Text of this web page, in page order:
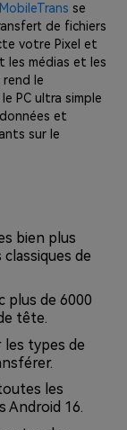
MobileTrans se
de fichiers
votre Pixel et
les médias et les
le
PC ultra simple
et
sur le
bien plus
de
plus de 6000
tête.
les types de
les
Android 16.